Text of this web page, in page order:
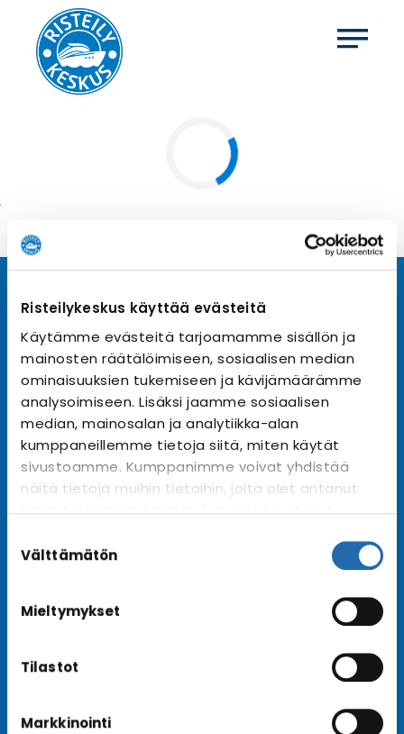
Risteilykeskus käyttää evästeitä
Käytämme evästeitä tarjoamamme sisällön ja
mainosten räätälöimiseen, sosiaalisen median
ominaisuuksien tukemiseen ja kävijämäärämme
analysoimiseen. Lisäksi jaamme sosiaalisen
median, mainosalan ja analytiikka-alan
kumppaneillemme tietoja siitä, miten käytät
sivustoamme. Kumppanimme voivat yhdistää
näitä tietoja muihin tietoihin, joita olet antanut
evästeasetuksiesi hyväksyntää sivuston
linkistä.
valinta
Välttämätön
Mieltymykset
Tilastot
Markkinointi
Tilaa uutiskirje
Tilaa Risteilykeskuksen uutiskirje sähköpostiisi. Saat
samalla ensimmäisten joukossa tiedot eri
varustamoiden tarjouksista ja kampanjaeduista.
Tilaa uutiskirje
Arkisto →
Ota yhteyttä
Lähetä tarjouspyyntö
Usein kysyttyä